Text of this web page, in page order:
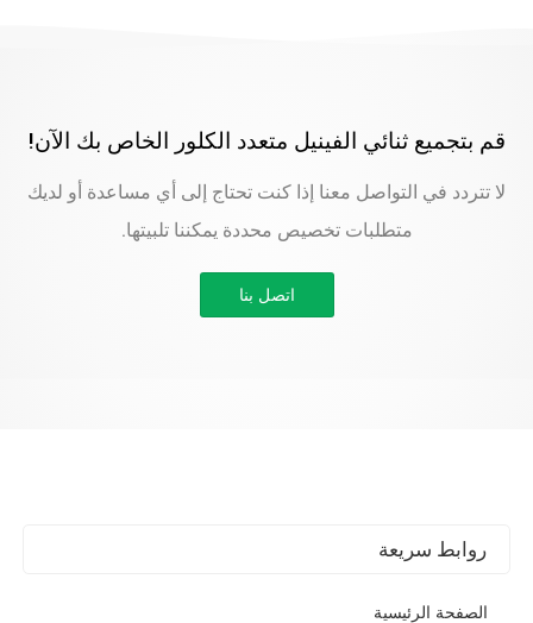
قم بتجميع ثنائي الفينيل متعدد الكلور الخاص بك الآن!
لا تتردد في التواصل معنا إذا كنت تحتاج إلى أي مساعدة أو لديك
متطلبات تخصيص محددة يمكننا تلبيتها.
اتصل بنا
روابط سريعة
الصفحة الرئيسية